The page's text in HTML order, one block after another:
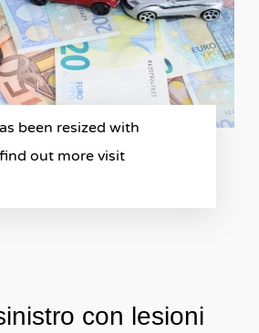
been resized with
out more visit
con lesioni